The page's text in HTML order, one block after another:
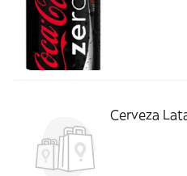
Cerveza